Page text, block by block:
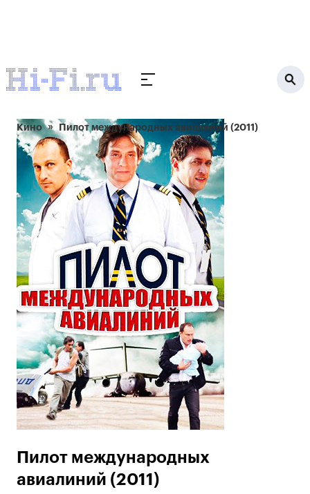
Кино Пилот международных авиалиний (2011)
Пилот международных
авиалиний (2011)